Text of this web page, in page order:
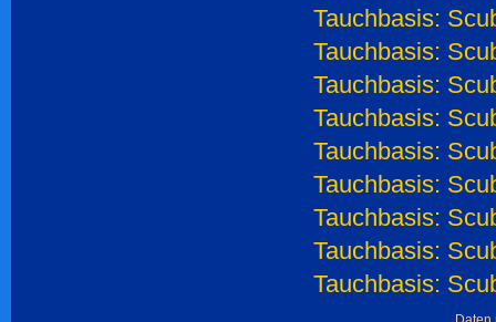
Tauchbasis:
Tauchbasis:
Tauchbasis:
Tauchbasis:
Tauchbasis:
Tauchbasis:
Tauchbasis:
Tauchbasis:
Tauchbasis: